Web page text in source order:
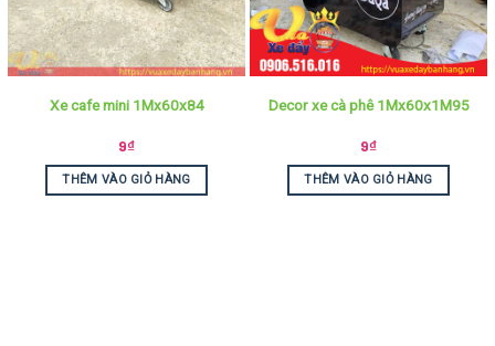
Xe cafe mini 1Mx60x84
9₫
THÊM VÀO GIỎ HÀNG
Decor xe cà phê 1Mx60x1M95
9₫
THÊM VÀO GIỎ HÀNG